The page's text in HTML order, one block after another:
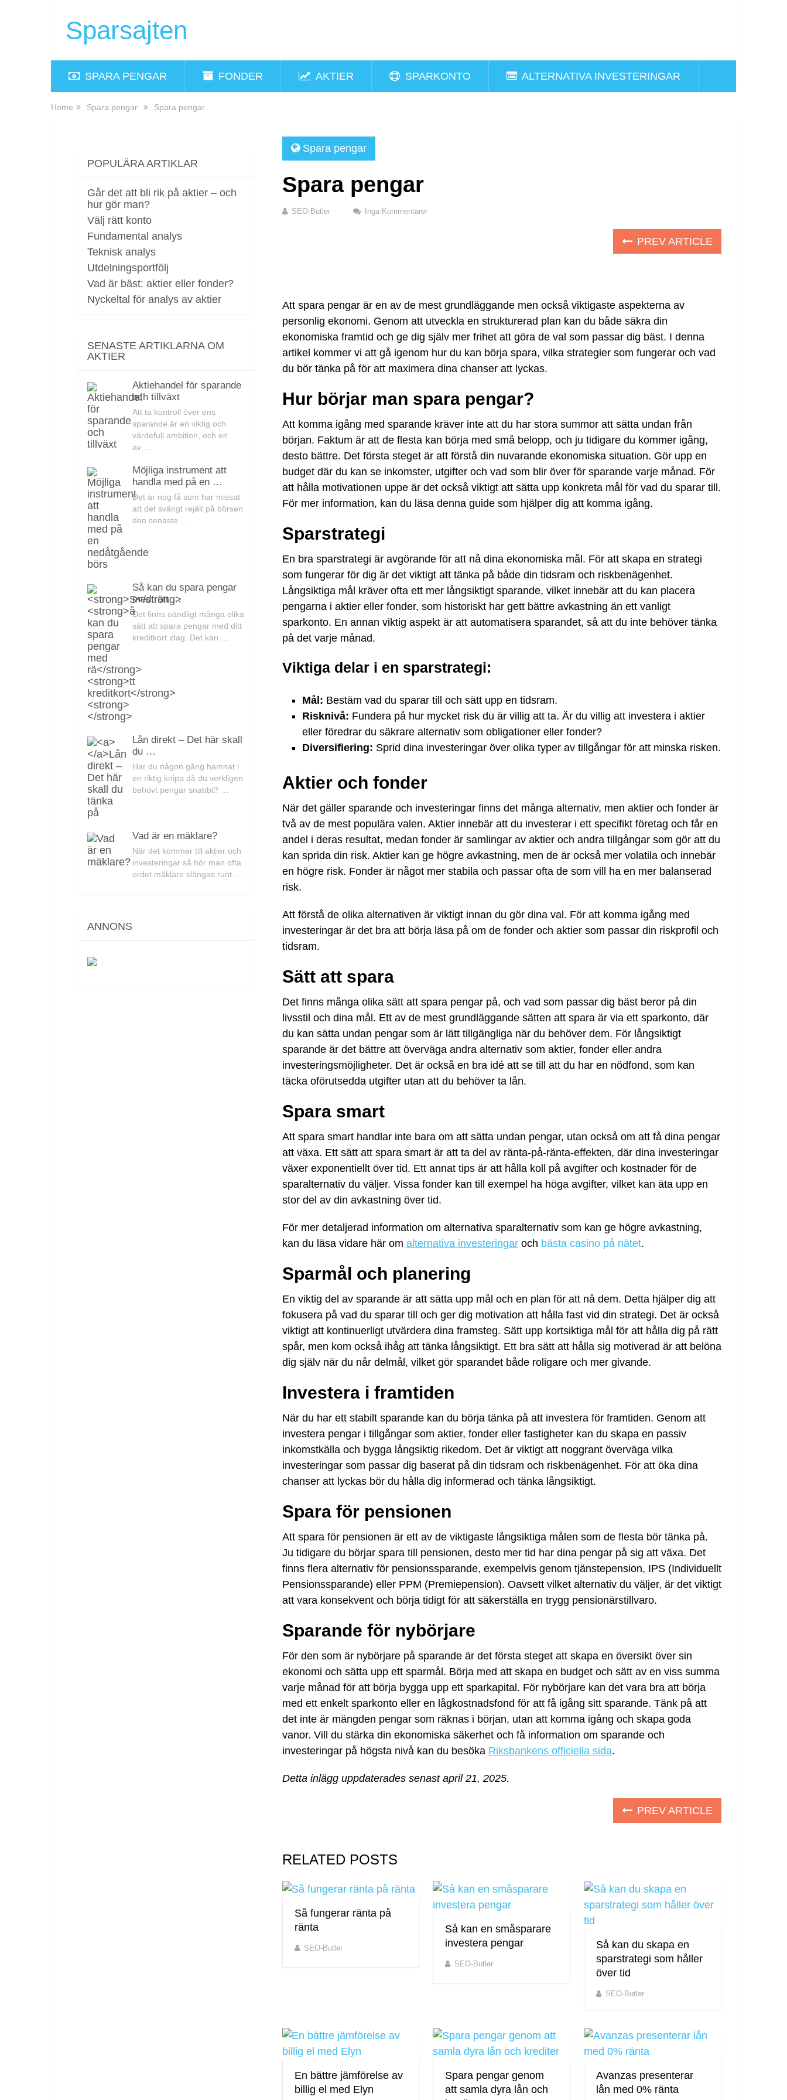
Sparsajten
SPARA PENGAR FONDER AKTIER SPARKONTO ALTERNATIVA INVESTERINGAR
Home Spara pengar Spara pengar
Spara pengar
Spara pengar
SEO-Butler Inga Kommentarer
PREV ARTICLE
Att spara pengar är en av de mest grundläggande men också viktigaste aspekterna av
personlig ekonomi. Genom att utveckla en strukturerad plan kan du både säkra din
ekonomiska framtid och ge dig själv mer frihet att göra de val som passar dig bäst. I denna
artikel kommer vi att gå igenom hur du kan börja spara, vilka strategier som fungerar och vad
du bör tänka på för att maximera dina chanser att lyckas.
Hur börjar man spara pengar?
Att komma igång med sparande kräver inte att du har stora summor att sätta undan från
början. Faktum är att de flesta kan börja med små belopp, och ju tidigare du kommer igång,
desto bättre. Det första steget är att förstå din nuvarande ekonomiska situation. Gör upp en
budget där du kan se inkomster, utgifter och vad som blir över för sparande varje månad. För
att hålla motivationen uppe är det också viktigt att sätta upp konkreta mål för vad du sparar till.
För mer information, kan du läsa denna guide som hjälper dig att komma igång.
Sparstrategi
En bra sparstrategi är avgörande för att nå dina ekonomiska mål. För att skapa en strategi
som fungerar för dig är det viktigt att tänka på både din tidsram och riskbenägenhet.
Långsiktiga mål kräver ofta ett mer långsiktigt sparande, vilket innebär att du kan placera
pengarna i aktier eller fonder, som historiskt har gett bättre avkastning än ett vanligt
sparkonto. En annan viktig aspekt är att automatisera sparandet, så att du inte behöver tänka
på det varje månad.
Viktiga delar i en sparstrategi:
Mål: Bestäm vad du sparar till och sätt upp en tidsram.
Risknivå: Fundera på hur mycket risk du är villig att ta. Är du villig att investera i aktier
eller föredrar du säkrare alternativ som obligationer eller fonder?
Diversifiering: Sprid dina investeringar över olika typer av tillgångar för att minska risken.
Aktier och fonder
När det gäller sparande och investeringar finns det många alternativ, men aktier och fonder är
två av de mest populära valen. Aktier innebär att du investerar i ett specifikt företag och får en
andel i deras resultat, medan fonder är samlingar av aktier och andra tillgångar som gör att du
kan sprida din risk. Aktier kan ge högre avkastning, men de är också mer volatila och innebär
en högre risk. Fonder är något mer stabila och passar ofta de som vill ha en mer balanserad
risk.
Att förstå de olika alternativen är viktigt innan du gör dina val. För att komma igång med
investeringar är det bra att börja läsa på om de fonder och aktier som passar din riskprofil och
tidsram.
Sätt att spara
Det finns många olika sätt att spara pengar på, och vad som passar dig bäst beror på din
livsstil och dina mål. Ett av de mest grundläggande sätten att spara är via ett sparkonto, där
du kan sätta undan pengar som är lätt tillgängliga när du behöver dem. För långsiktigt
sparande är det bättre att överväga andra alternativ som aktier, fonder eller andra
investeringsmöjligheter. Det är också en bra idé att se till att du har en nödfond, som kan
täcka oförutsedda utgifter utan att du behöver ta lån.
Spara smart
Att spara smart handlar inte bara om att sätta undan pengar, utan också om att få dina pengar
att växa. Ett sätt att spara smart är att ta del av ränta-på-ränta-effekten, där dina investeringar
växer exponentiellt över tid. Ett annat tips är att hålla koll på avgifter och kostnader för de
sparalternativ du väljer. Vissa fonder kan till exempel ha höga avgifter, vilket kan äta upp en
stor del av din avkastning över tid.
För mer detaljerad information om alternativa sparalternativ som kan ge högre avkastning,
kan du läsa vidare här om alternativa investeringaroch bästa casino på nätet.
Sparmål och planering
En viktig del av sparande är att sätta upp mål och en plan för att nå dem. Detta hjälper dig att
fokusera på vad du sparar till och ger dig motivation att hålla fast vid din strategi. Det är också
viktigt att kontinuerligt utvärdera dina framsteg. Sätt upp kortsiktiga mål för att hålla dig på rätt
spår, men kom också ihåg att tänka långsiktigt. Ett bra sätt att hålla sig motiverad är att belöna
dig själv när du når delmål, vilket gör sparandet både roligare och mer givande.
Investera i framtiden
När du har ett stabilt sparande kan du börja tänka på att investera för framtiden. Genom att
investera pengar i tillgångar som aktier, fonder eller fastigheter kan du skapa en passiv
inkomstkälla och bygga långsiktig rikedom. Det är viktigt att noggrant överväga vilka
investeringar som passar dig baserat på din tidsram och riskbenägenhet. För att öka dina
chanser att lyckas bör du hålla dig informerad och tänka långsiktigt.
Spara för pensionen
Att spara för pensionen är ett av de viktigaste långsiktiga målen som de flesta bör tänka på.
Ju tidigare du börjar spara till pensionen, desto mer tid har dina pengar på sig att växa. Det
finns flera alternativ för pensionssparande, exempelvis genom tjänstepension, IPS (Individuellt
Pensionssparande) eller PPM (Premiepension). Oavsett vilket alternativ du väljer, är det viktigt
att vara konsekvent och börja tidigt för att säkerställa en trygg pensionärstillvaro.
Sparande för nybörjare
För den som är nybörjare på sparande är det första steget att skapa en översikt över sin
ekonomi och sätta upp ett sparmål. Börja med att skapa en budget och sätt av en viss summa
varje månad för att börja bygga upp ett sparkapital. För nybörjare kan det vara bra att börja
med ett enkelt sparkonto eller en lågkostnadsfond för att få igång sitt sparande. Tänk på att
det inte är mängden pengar som räknas i början, utan att komma igång och skapa goda
vanor. Vill du stärka din ekonomiska säkerhet och få information om sparande och
investeringar på högsta nivå kan du besöka Riksbankens officiella sida.
Detta inlägg uppdaterades senast april 21, 2025.
PREV ARTICLE
RELATED POSTS
Så fungerar ränta på
ränta
SEO-Butler
Så kan en småsparare
investera pengar
SEO-Butler
Så kan du skapa en
sparstrategi som håller
över tid
SEO-Butler
En bättre jämförelse av
billig el med Elyn
Spara pengar genom
att samla dyra lån och
Avanzas presenterar
lån med 0% ränta
POPULÄRA ARTIKLAR
Går det att bli rik på aktier – och
hur gör man?
Välj rätt konto
Fundamental analys
Teknisk analys
Utdelningsportfölj
Vad är bäst: aktier eller fonder?
Nyckeltal för analys av aktier
SENASTE ARTIKLARNA OM
AKTIER
Aktiehandel för sparande
och tillväxt
Att ta kontroll över ens
sparande är en viktig och
värdefull ambition, och en
av …
Möjliga instrument att
handla med på en …
Det är nog få som har missat
att det svängt rejält på börsen
den senaste …
Så kan du spara pengar
med rätt …
Det finns oändligt många olika
sätt att spara pengar med ditt
kreditkort idag. Det kan …
Lån direkt – Det här skall
du …
Har du någon gång hamnat i
en riktig knipa då du verkligen
behövt pengar snabbt? …
Vad är en mäklare?
När det kommer till aktier och
investeringar så hör man ofta
ordet mäklare slängas runt …
ANNONS